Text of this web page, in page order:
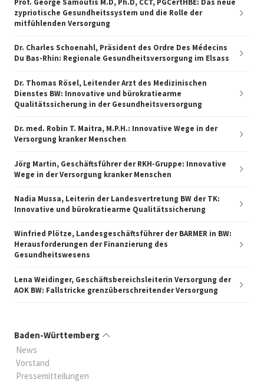
Prof. George Samoutis M.D, Ph.D, CCT, PGCertHBE: Das neue
zypriotische Gesundheitssystem und die Rolle der
mitfühlenden Versorgung
Dr. Charles Schoenahl, Präsident des Ordre Des Médecins
Du Bas-Rhin: Regionale Gesundheitsversorgung im Elsass
Dr. Thomas Rösel, Leitender Arzt des Medizinischen
Dienstes BW: Innovative und bürokratiearme
Qualitätssicherung in der Gesundheitsversorgung
Dr. med. Robin T. Maitra, M.P.H.: Innovative Wege in der
Versorgung kranker Menschen
Jörg Martin, Geschäftsführer der RKH-Gruppe: Innovative
Wege in der Versorgung kranker Menschen
Nadia Mussa, Leiterin der Landesvertretung BW der TK:
Innovative und bürokratiearme Qualitätssicherung
Winfried Plötze, Landesgeschäftsführer der BARMER in BW:
Herausforderungen der Finanzierung des
Gesundheitswesens
Lena Weidinger, Geschäftsbereichsleiterin Versorgung der
AOK BW: Fallstricke grenzüberschreitender Versorgung
Baden-Württemberg
News
Vorstand
Pressemitteilungen